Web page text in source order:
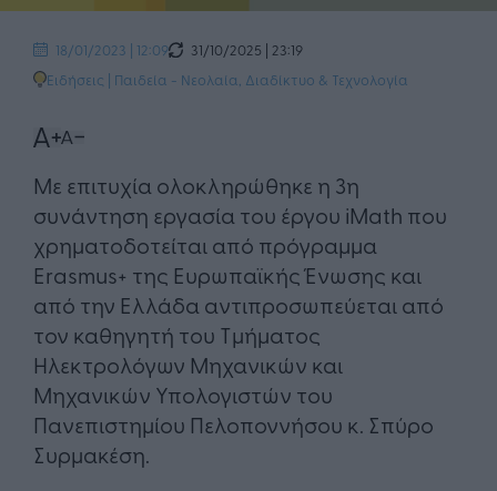
18/01/2023 | 12:09
31/10/2025 | 23:19
Ειδήσεις | Παιδεία - Νεολαία Διαδίκτυο & Τεχνολογία
Με επιτυχία ολοκληρώθηκε η 3η
συνάντηση εργασία του έργου iMath που
χρηματοδοτείται από πρόγραμμα
Erasmus+ της Ευρωπαϊκής Ένωσης και
από την Ελλάδα αντιπροσωπεύεται από
τον καθηγητή του Τμήματος
Ηλεκτρολόγων Μηχανικών και
Μηχανικών Υπολογιστών του
Πανεπιστημίου Πελοποννήσου κ. Σπύρο
Συρμακέση.